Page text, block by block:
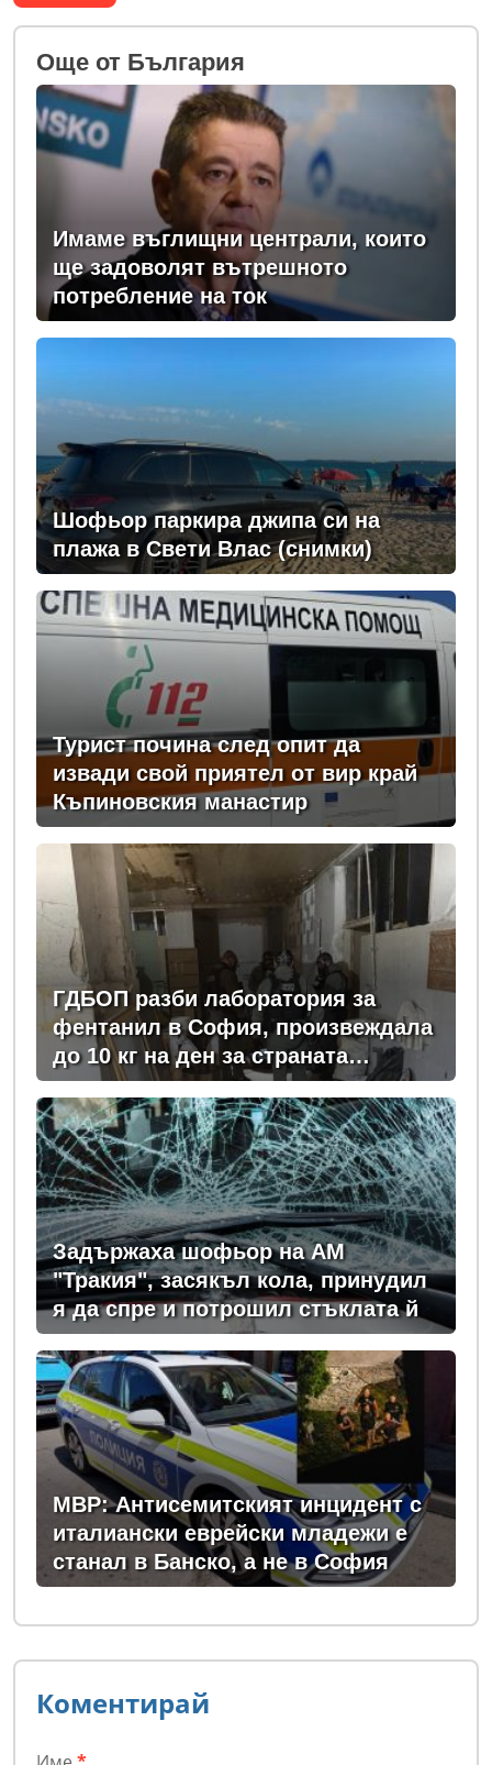
Oще от България
Имаме въглищни централи, които
ще задоволят вътрешното
потребление на ток
Шофьор паркира джипа си на
плажа в Свети Влас (снимки)
Турист почина след опит да
извади свой приятел от вир край
Къпиновския манастир
ГДБОП разби лаборатория за
фентанил в София, произвеждала
до 10 кг на ден за страната
(снимки)
Задържаха шофьор на АМ
"Тракия", засякъл кола, принудил
я да спре и потрошил стъклата й
МВР: Антисемитският инцидент с
италиански еврейски младежи е
станал в Банско, а не в София
Коментирай